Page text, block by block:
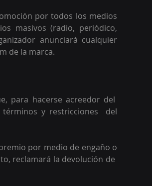
por todos los medios
masivos (radio, periódico,
anunciará cualquier
de la marca.
para hacerse acreedor del
y restricciones  del
por medio de engaño o
reclamará la devolución de